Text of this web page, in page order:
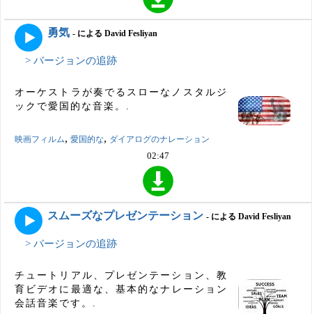
勇気 - による David Fesliyan
> バージョンの追跡
オーケストラが奏でるスローなノスタルジ
ックで愛国的な音楽。.
映画フィルム, 愛国的な, ダイアログのナレーション
02:47
スムーズなプレゼンテーション - による David Fesliyan
> バージョンの追跡
チュートリアル、プレゼンテーション、教
育ビデオに最適な、基本的なナレーション
会話音楽です。.